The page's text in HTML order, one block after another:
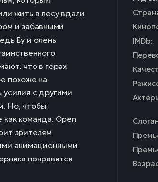
жить в лесу вдали
и забавными
Бу и олень
что в горах
похоже на
с другими
Но, чтобы
команда. Open
зрителям
анимационными
понравятся
IMDb: